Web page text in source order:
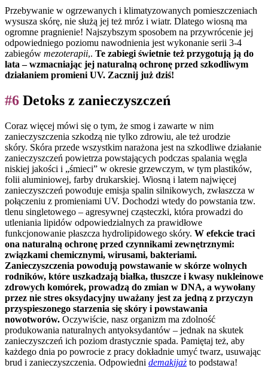
Przebywanie w ogrzewanych i klimatyzowanych pomieszczeniach
wysusza skórę, nie służą jej też mróz i wiatr. Dlatego wiosną ma
ogromne pragnienie! Najszybszym sposobem na przywrócenie jej
odpowiedniego poziomu nawodnienia jest wykonanie serii 3-4
zabiegów mezoterapii,. Te zabiegi świetnie też przygotują ją do
lata – wzmacniając jej naturalną ochronę przed szkodliwym
działaniem promieni UV. Zacznij już dziś!
#6 Detoks z zanieczyszczeń
Coraz więcej mówi się o tym, że smog i zawarte w nim
zanieczyszczenia szkodzą nie tylko zdrowiu, ale też urodzie
skóry. Skóra przede wszystkim narażona jest na szkodliwe działanie
zanieczyszczeń powietrza powstających podczas spalania węgla
niskiej jakości i „śmieci” w okresie grzewczym, w tym plastików,
folii aluminiowej, farby drukarskiej. Wiosną i latem najwięcej
zanieczyszczeń powoduje emisja spalin silnikowych, zwłaszcza w
połączeniu z promieniami UV. Dochodzi wtedy do powstania tzw.
tlenu singletowego – agresywnej cząsteczki, która prowadzi do
utleniania lipidów odpowiedzialnych za prawidłowe
funkcjonowanie płaszcza hydrolipidowego skóry. W efekcie traci
ona naturalną ochronę przed czynnikami zewnętrznymi:
związkami chemicznymi, wirusami, bakteriami.
Zanieczyszczenia powodują powstawanie w skórze wolnych
rodników, które uszkadzają białka, tłuszcze i kwasy nukleinowe
zdrowych komórek, prowadzą do zmian w DNA, a wywołany
przez nie stres oksydacyjny uważany jest za jedną z przyczyn
przyspieszonego starzenia się skóry i powstawania
nowotworów. Oczywiście, nasz organizm ma zdolność
produkowania naturalnych antyoksydantów – jednak na skutek
zanieczyszczeń ich poziom drastycznie spada. Pamiętaj też, aby
każdego dnia po powrocie z pracy dokładnie umyć twarz, usuwając
brud i zanieczyszczenia. Odpowiedni demakijaż to podstawa!